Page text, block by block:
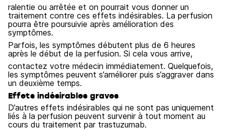
ralentie ou arrêtée et on pourrait vous donner un
traitement contre ces effets indésirables. La perfusion
pourra être poursuivie après amélioration des
symptômes.
Parfois, les symptômes débutent plus de 6 heures
après le début de la perfusion. Si cela vous arrive,
contactez votre médecin immédiatement. Quelquefois,
les symptômes peuvent s’améliorer puis s’aggraver dans
un deuxième temps.
Effets indésirables graves
D’autres effets indésirables qui ne sont pas uniquement
liés à la perfusion peuvent survenir à tout moment au
cours du traitement par trastuzumab.